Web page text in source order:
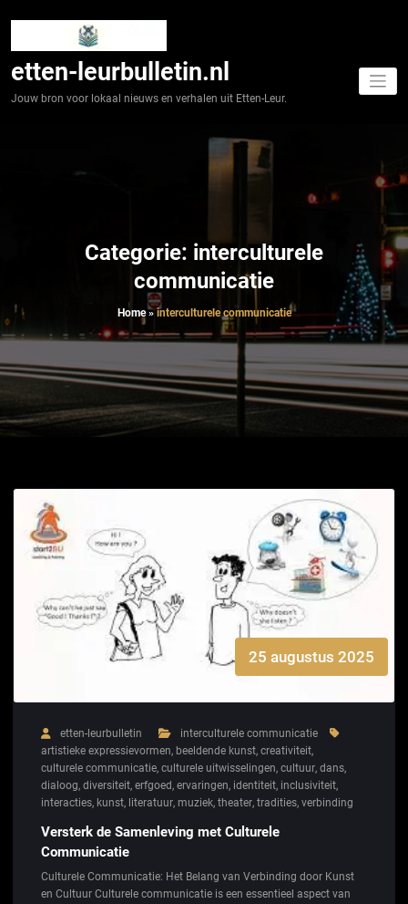
etten-leurbulletin.nl
Jouw bron voor lokaal nieuws en verhalen uit Etten-Leur.
Categorie: interculturele
communicatie
Home»interculturele communicatie
25 augustus 2025
etten-leurbulletin
interculturele communicatie
artistieke expressievormen, beeldende kunst, creativiteit,
culturele communicatie, culturele uitwisselingen, cultuur, dans,
dialoog, diversiteit, erfgoed, ervaringen, identiteit, inclusiviteit,
interacties, kunst, literatuur, muziek, theater, tradities, verbinding
Versterk de Samenleving met Culturele
Communicatie
Culturele Communicatie: Het Belang van Verbinding door Kunst
en Cultuur Culturele communicatie is een essentieel aspect van